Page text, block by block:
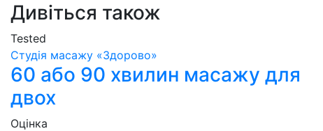
Дивіться також
Tested
Студія масажу «‎‎Здорово»
60 або 90 хвилин масажу для
двох
Оцінка